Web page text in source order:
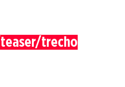
trecho